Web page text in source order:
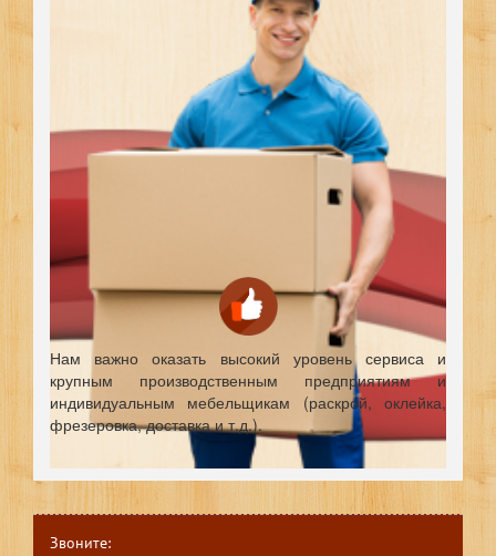
Нам важно оказать высокий уровень сервиса и
крупным производственным предприятиям и
индивидуальным мебельщикам (раскрой, оклейка,
фрезеровка, доставка и т.д.).
Звоните: